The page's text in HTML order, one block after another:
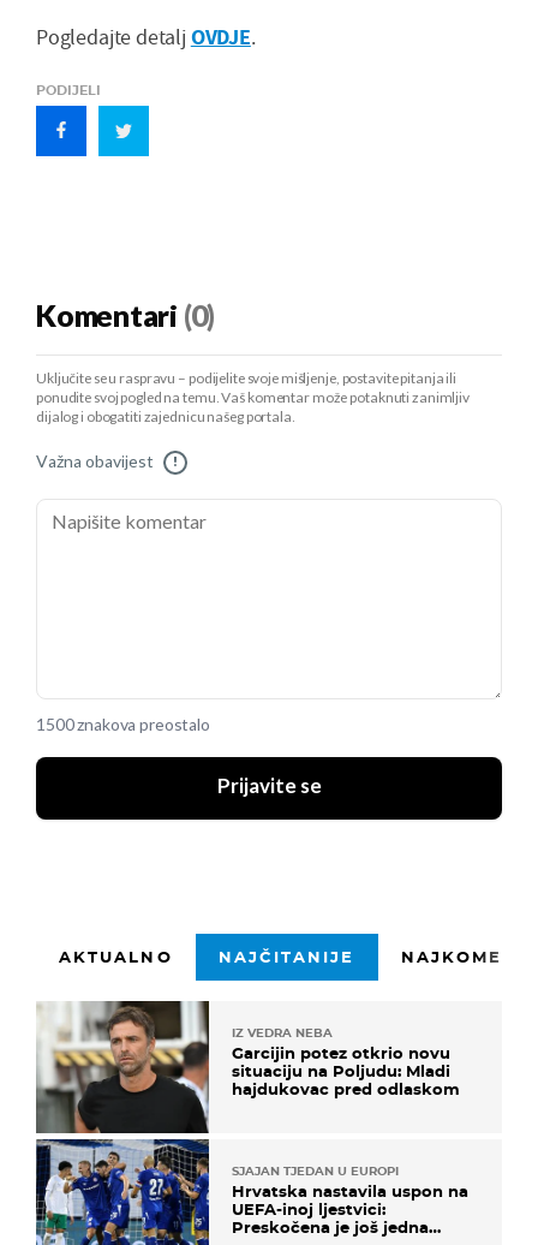
Pogledajte detalj OVDJE.
PODIJELI
Komentari (0)
Uključite se u raspravu – podijelite svoje mišljenje, postavite pitanja ili
ponudite svoj pogled na temu. Vaš komentar može potaknuti zanimljiv
dijalog i obogatiti zajednicu našeg portala.
Važna obavijest !
1500 znakova preostalo
Prijavite se
AKTUALNO NAJČITANIJE
IZ VEDRA NEBA
Garcijin potez otkrio novu
situaciju na Poljudu: Mladi
hajdukovac pred odlaskom
SJAJAN TJEDAN U EUROPI
Hrvatska nastavila uspon na
UEFA-inoj ljestvici:
Preskočena je još jedna